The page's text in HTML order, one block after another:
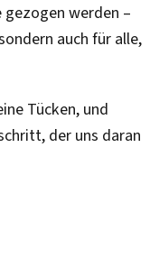
gezogen werden –
auch für alle,
Tücken, und
der uns daran